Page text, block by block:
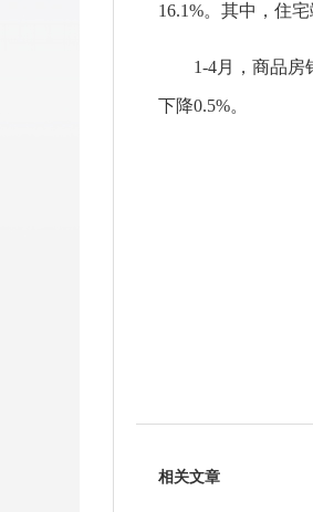
16.1%。其中，住
1-4月，商品房
下降0.5%。
相关文章